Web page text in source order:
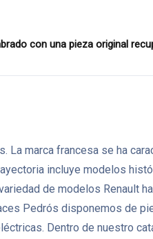
con una pieza original
marca francesa se ha
incluye modelos
de modelos Renault
Pedrós disponemos de
Dentro de nuestro